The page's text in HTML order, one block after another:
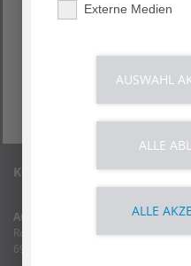
Kontakt
AGAPLESION BETHANIEN
Rohrbacher Straße 149
69126 Heidelberg
Externe Medien
AUSWAHL
ALLE
ALLE